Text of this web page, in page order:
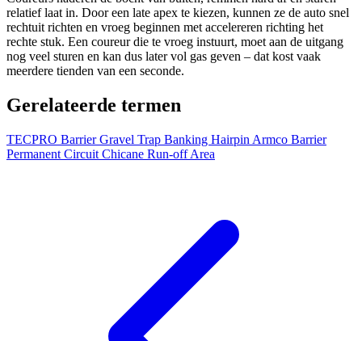
relatief laat in. Door een late apex te kiezen, kunnen ze de auto snel
rechtuit richten en vroeg beginnen met accelereren richting het
rechte stuk. Een coureur die te vroeg instuurt, moet aan de uitgang
nog veel sturen en kan dus later vol gas geven – dat kost vaak
meerdere tienden van een seconde.
Gerelateerde termen
TECPRO BarrierGravel Trap Banking Hairpin Armco Barrier
Permanent Circuit Chicane Run-off Area